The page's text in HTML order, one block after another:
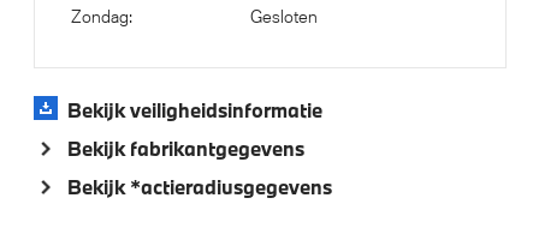
Laadaansluiting AC (wisselstroom) laden
M Sportonderstel
Sportonderstel
Steptronic transmissie met schakelpaddles aan het
stuurwiel
Zondag:
Gesloten
Bekijk veiligheidsinformatie
Bekijk fabrikantgegevens
Bekijk *actieradiusgegevens